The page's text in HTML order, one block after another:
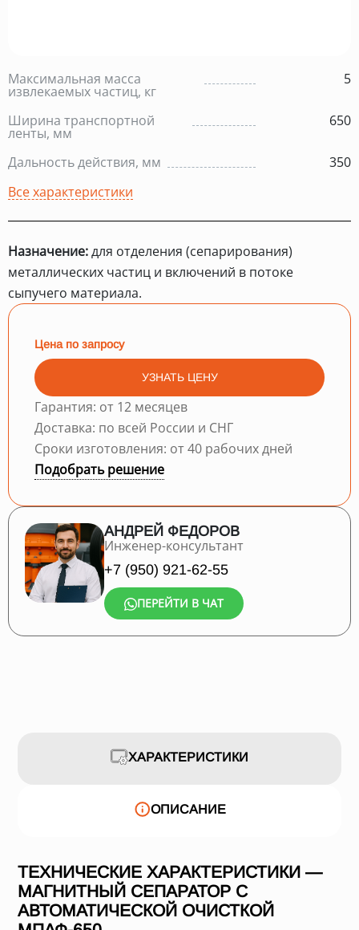
Максимальная масса
извлекаемых частиц, кг
5
Ширина транспортной
ленты, мм
650
Дальность действия, мм
350
Все характеристики
Назначение:для отделения (сепарирования)
металлических частиц и включений в потоке
сыпучего материала.
Цена по запросу
УЗНАТЬ ЦЕНУ
Гарантия: от 12 месяцев
Доставка: по всей России и СНГ
Сроки изготовления: от 40 рабочих дней
Подобрать решение
АНДРЕЙ ФЕДОРОВ
Инженер-консультант
+7 (950) 921-62-55
ПЕРЕЙТИ В ЧАТ
ХАРАКТЕРИСТИКИ
ОПИСАНИЕ
ТЕХНИЧЕСКИЕ ХАРАКТЕРИСТИКИ —
МАГНИТНЫЙ СЕПАРАТОР С
АВТОМАТИЧЕСКОЙ ОЧИСТКОЙ